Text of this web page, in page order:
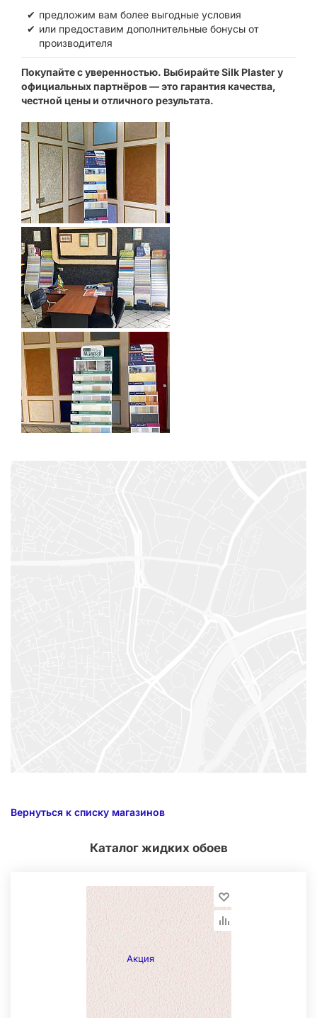
предложим вам более выгодные условия
или предоставим дополнительные бонусы от
производителя
Покупайте с уверенностью. Выбирайте Silk Plaster у
официальных партнёров — это гарантия качества,
честной цены и отличного результата.
Вернуться к списку магазинов
Каталог жидких обоев
Акция